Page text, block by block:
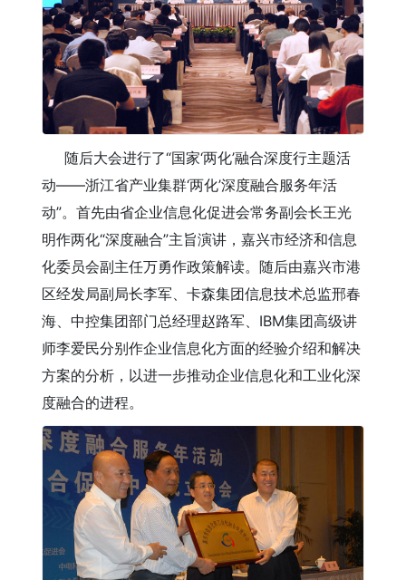
随后大会进行了“国家‘两化’融合深度行主题活
动——浙江省产业集群‘两化’深度融合服务年活
动”。首先由省企业信息化促进会常务副会长王光
明作两化“深度融合”主旨演讲，嘉兴市经济和信息
化委员会副主任万勇作政策解读。随后由嘉兴市港
区经发局副局长李军、卡森集团信息技术总监邢春
海、中控集团部门总经理赵路军、IBM集团高级讲
师李爱民分别作企业信息化方面的经验介绍和解决
方案的分析，以进一步推动企业信息化和工业化深
度融合的进程。